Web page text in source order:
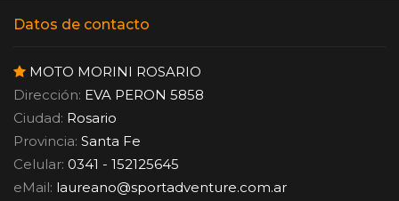
Datos de contacto
MOTO MORINI ROSARIO
Dirección: EVA PERON 5858
Ciudad: Rosario
Provincia: Santa Fe
Celular: 0341 - 152125645
eMail: laureano@sportadventure.com.ar